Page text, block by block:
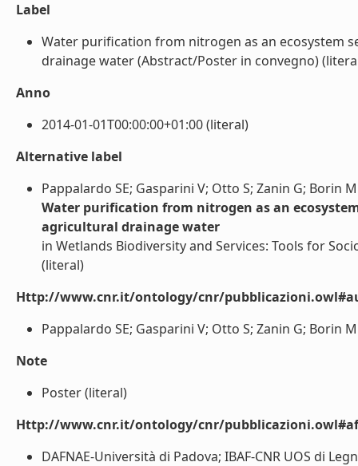
Label
Water purification from nitrogen as an ecosystem
drainage water (Abstract/Poster in convegno)
Anno
2014-01-01T00:00:00+01:00 (literal)
Alternative label
Pappalardo SE; Gasparini V; Otto S; Zanin G; Borin
Water purification from nitrogen as an
agricultural drainage water
in Wetlands Biodiversity and Services: Tools for
(literal)
Http://www.cnr.it/ontology/cnr/
Pappalardo SE; Gasparini V; Otto S; Zanin G; Borin
Note
Poster (literal)
Http://www.cnr.it/ontology/cnr/
DAFNAE-Università di Padova; IBAF-CNR UOS di